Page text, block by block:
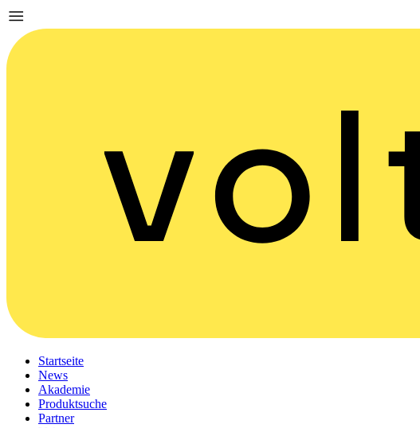
Startseite
News
Akademie
Produktsuche
Partner